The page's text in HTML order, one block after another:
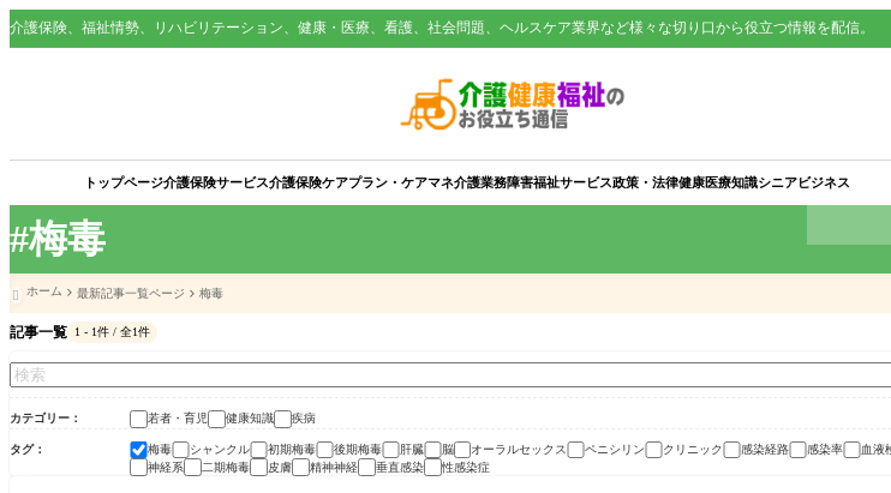
#梅毒
介護保険、福祉情勢、リハビリテーション、健康・医療、看護、社会問題、ヘルスケア業界など様々な切り口から役立つ情報を配信。
トップページ介護保険サービス介護保険ケアプラン・ケアマネ介護業務障害福祉サービス政策・法律健康医療知識シニアビジネス
 ホーム 最新記事一覧ページ 梅毒
記事一覧 1 - 1件 / 全1件
カテゴリー 若者・育児 健康知識 疾病
タグ 梅毒 シャンクル 初期梅毒 後期梅毒 肝臓 脳 オーラルセックス ペニシリン クリニック 感染経路 感染率 血液
神経系
二期梅毒 皮膚 精神神経 垂直感染 性感染症
疾病